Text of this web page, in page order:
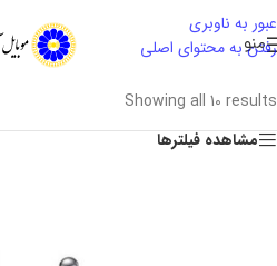
عبور به ناوبری
رفتن به محتوای اصلی
منو
Showing all 10 results
مشاهده فیلترها